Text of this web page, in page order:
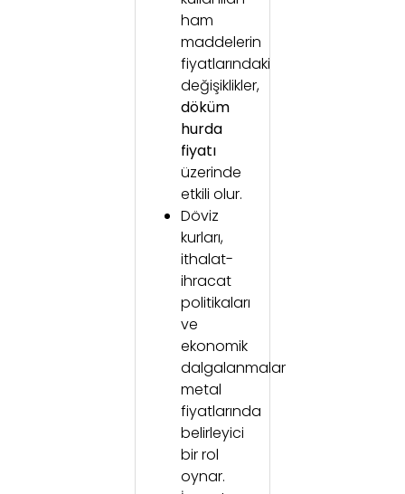
ham
maddelerin
fiyatlarındaki
değişiklikler,
döküm
hurda
fiyatı
üzerinde
etkili olur.
Döviz
kurları,
ithalat-
ihracat
politikaları
ve
ekonomik
dalgalanmalar
metal
fiyatlarında
belirleyici
bir rol
oynar.